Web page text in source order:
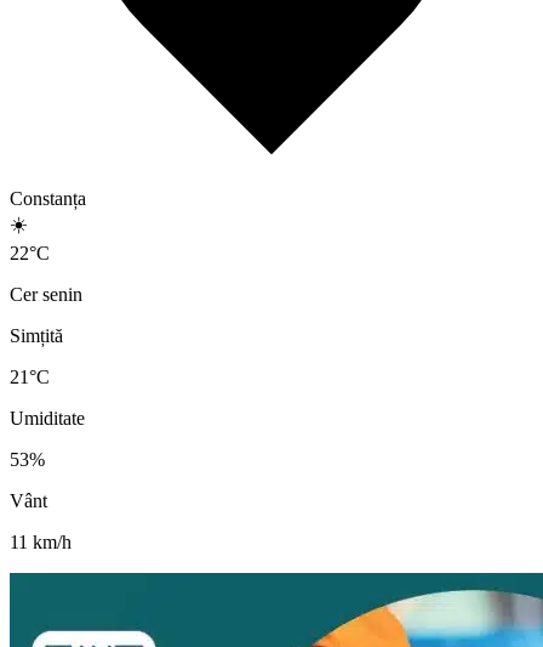
Constanța
☀️
22°C
Cer senin
Simțită
21°C
Umiditate
53%
Vânt
11 km/h